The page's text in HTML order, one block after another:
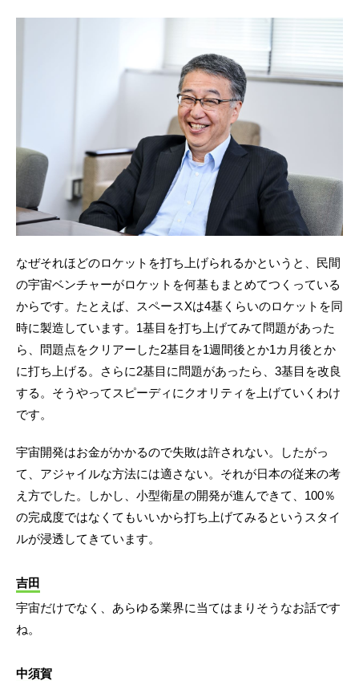
なぜそれほどのロケットを打ち上げられるかというと、民間
の宇宙ベンチャーがロケットを何基もまとめてつくっている
からです。たとえば、スペースXは4基くらいのロケットを同
時に製造しています。1基目を打ち上げてみて問題があった
ら、問題点をクリアーした2基目を1週間後とか1カ月後とか
に打ち上げる。さらに2基目に問題があったら、3基目を改良
する。そうやってスピーディにクオリティを上げていくわけ
です。
宇宙開発はお金がかかるので失敗は許されない。したがっ
て、アジャイルな方法には適さない。それが日本の従来の考
え方でした。しかし、小型衛星の開発が進んできて、100％
の完成度ではなくてもいいから打ち上げてみるというスタイ
ルが浸透してきています。
吉田
宇宙だけでなく、あらゆる業界に当てはまりそうなお話です
ね。
中須賀